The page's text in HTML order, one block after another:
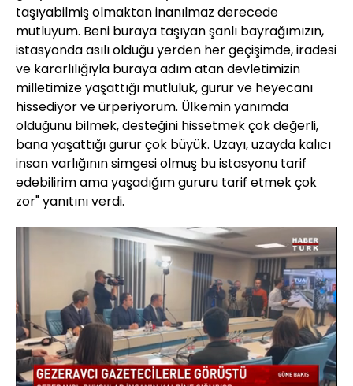
taşıyabilmiş olmaktan inanılmaz derecede
mutluyum. Beni buraya taşıyan şanlı bayrağımızın,
istasyonda asılı olduğu yerden her geçişimde, iradesi
ve kararlılığıyla buraya adım atan devletimizin
milletimize yaşattığı mutluluk, gurur ve heyecanı
hissediyor ve ürperiyorum. Ülkemin yanımda
olduğunu bilmek, desteğini hissetmek çok değerli,
bana yaşattığı gurur çok büyük. Uzayı, uzayda kalıcı
insan varlığının simgesi olmuş bu istasyonu tarif
edebilirim ama yaşadığım gururu tarif etmek çok
zor" yanıtını verdi.
Yüklendi:
4.85%